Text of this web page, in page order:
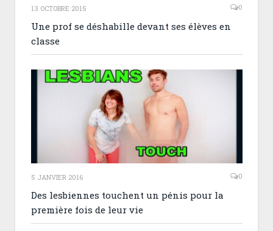
13 OCTOBRE 2015 0
Une prof se déshabille devant ses élèves en
classe
5 JANVIER 2016 0
Des lesbiennes touchent un pénis pour la
première fois de leur vie